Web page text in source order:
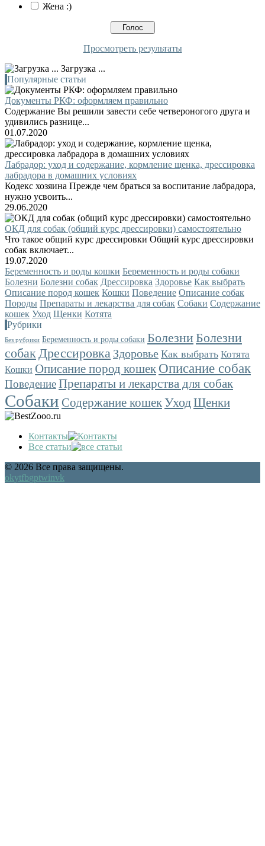
Жена :)
Просмотреть результаты
Загрузка ...
Популярные статьи
Документы РКФ: оформляем правильно
Содержание Вы решили завести себе четвероногого друга и
удивились разнице...
01.07.2020
Лабрадор: уход и содержание, кормление щенка, дрессировка
лабрадора в домашних условиях
Кодекс хозяина Прежде чем браться за воспитание лабрадора,
нужно усвоить...
29.06.2020
ОКД для собак (общий курс дрессировки) самостоятельно
Что такое общий курс дрессировки Общий курс дрессировки
собак включает...
19.07.2020
Беременность и роды кошки Беременность и роды собаки
Болезни Болезни собак Дрессировка Здоровье Как выбрать
Описание пород кошек Кошки Поведение Описание собак
Породы Препараты и лекарства для собак Собаки Содержание
кошек Уход Щенки Котята
Рубрики
Без рубрики Беременность и роды собаки Болезни Болезни
собак Дрессировка Здоровье Как выбрать Котята
Кошки Описание пород кошек Описание собак
ПоведениеПрепараты и лекарства для собак
Собаки Содержание кошекУходЩенки
Контакты
Все статьи
© 2026 Все права защищены.
okytfbgptwinvk